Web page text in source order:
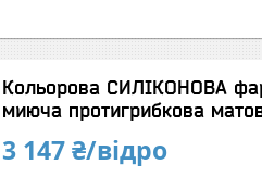
Кольорова СИЛІКОНОВА
миюча протигрибкова
3 147 ₴/відро